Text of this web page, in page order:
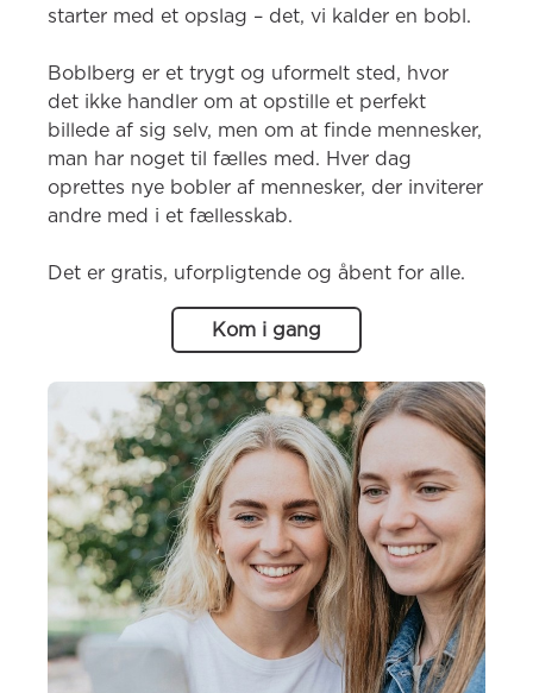
starter med et opslag – det, vi kalder en bobl.
Boblberg er et trygt og uformelt sted, hvor
det ikke handler om at opstille et perfekt
billede af sig selv, men om at finde mennesker,
man har noget til fælles med. Hver dag
oprettes nye bobler af mennesker, der inviterer
andre med i et fællesskab.
Det er gratis, uforpligtende og åbent for alle.
Kom i gang